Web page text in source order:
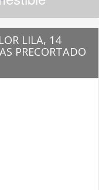
LILA, 14
PRECORTADO